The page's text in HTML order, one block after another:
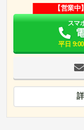
【営業
スマ
平日